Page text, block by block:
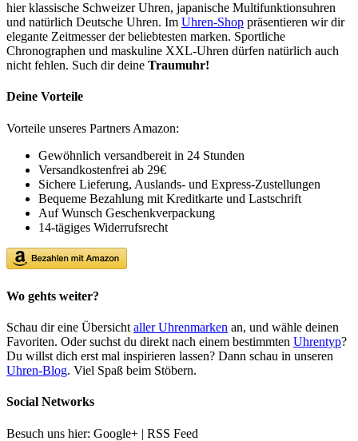
hier klassische Schweizer Uhren, japanische Multifunktionsuhren
und natürlich Deutsche Uhren. Im Uhren-Shop präsentieren wir dir
elegante Zeitmesser der beliebtesten marken. Sportliche
Chronographen und maskuline XXL-Uhren dürfen natürlich auch
nicht fehlen. Such dir deine Traumuhr!
Deine Vorteile
Vorteile unseres Partners Amazon:
Gewöhnlich versandbereit in 24 Stunden
Versandkostenfrei ab 29€
Sichere Lieferung, Auslands- und Express-Zustellungen
Bequeme Bezahlung mit Kreditkarte und Lastschrift
Auf Wunsch Geschenkverpackung
14-tägiges Widerrufsrecht
Wo gehts weiter?
Schau dir eine Übersicht aller Uhrenmarken an, und wähle deinen
Favoriten. Oder suchst du direkt nach einem bestimmten Uhrentyp?
Du willst dich erst mal inspirieren lassen? Dann schau in unseren
Uhren-Blog. Viel Spaß beim Stöbern.
Social Networks
Besuch uns hier: Google+ | RSS Feed